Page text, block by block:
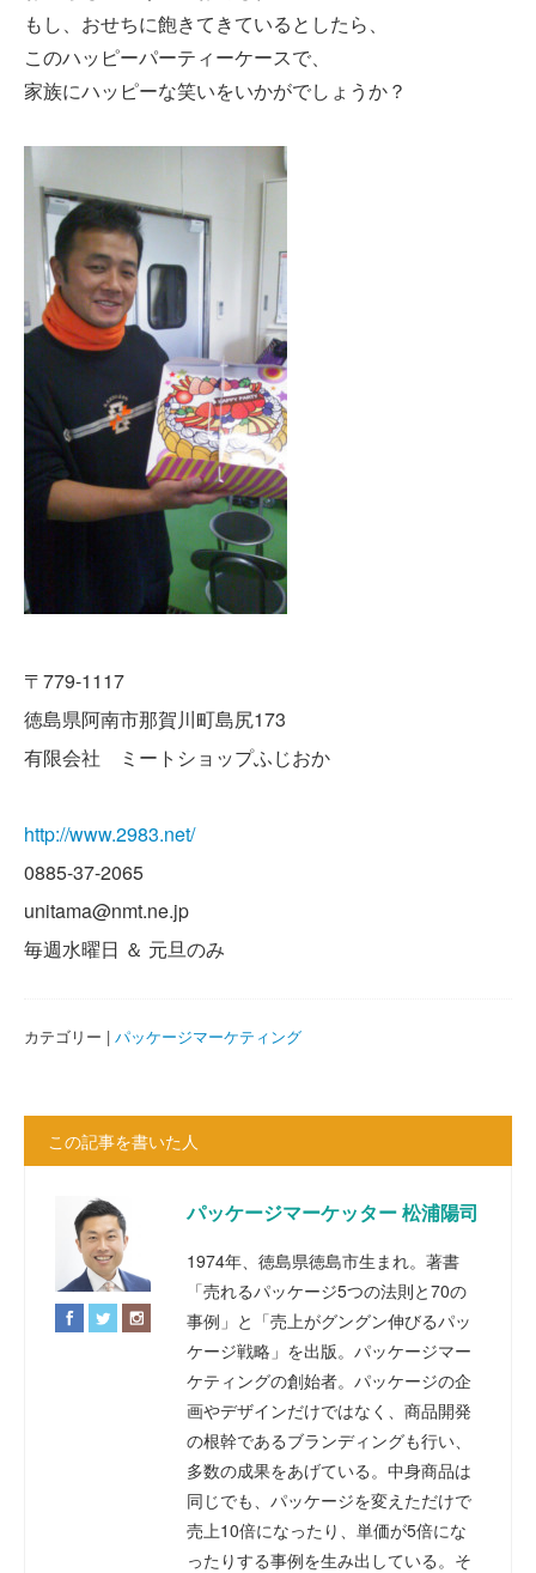
もし、おせちに飽きてきているとしたら、
このハッピーパーティーケースで、
家族にハッピーな笑いをいかがでしょうか？
〒779-1117
徳島県阿南市那賀川町島尻173
有限会社 ミートショップふじおか
http://www.2983.net/
0885-37-2065
unitama@nmt.ne.jp
毎週水曜日 ＆ 元旦のみ
カテゴリー | パッケージマーケティング
この記事を書いた人
パッケージマーケッター 松浦陽司
1974年、徳島県徳島市生まれ。著書
「売れるパッケージ5つの法則と70の
事例」と「売上がグングン伸びるパッ
ケージ戦略」を出版。パッケージマー
ケティングの創始者。パッケージの企
画やデザインだけではなく、商品開発
の根幹であるブランディングも行い、
多数の成果をあげている。中身商品は
同じでも、パッケージを変えただけで
売上10倍になったり、単価が5倍にな
ったりする事例を生み出している。そ